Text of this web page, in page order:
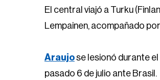
El central viajó a Turku
Lempainen, acompañado
Araujose lesionó durante
pasado 6 de julio ante Brasil.